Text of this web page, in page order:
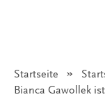
Startseite
Angezeigt:
Bianca Gawollek